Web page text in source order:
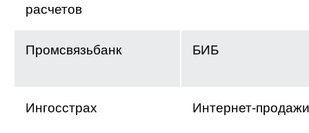
расчетов
Промсвязьбанк БИБ
Ингосстрах Интернет-продажи